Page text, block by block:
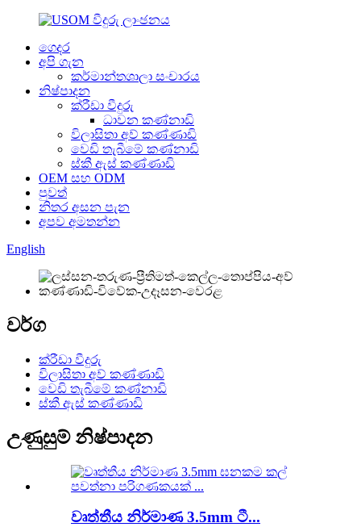
ගෙදර
අපි ගැන
කර්මාන්තශාලා සංචාරය
නිෂ්පාදන
ක්රීඩා වීදුරු
ධාවන කණ්නාඩි
විලාසිතා අව් කණ්ණාඩි
වෙඩි තැබීමේ කණ්නාඩි
ස්කී ඇස් කණ්ණාඩි
OEM සහ ODM
පුවත්
නිතර අසන පැන
අපව අමතන්න
English
වර්ග
ක්රීඩා වීදුරු
විලාසිතා අව් කණ්ණාඩි
වෙඩි තැබීමේ කණ්නාඩි
ස්කී ඇස් කණ්ණාඩි
උණුසුම් නිෂ්පාදන
වෘත්තීය නිර්මාණ 3.5mm ටී...